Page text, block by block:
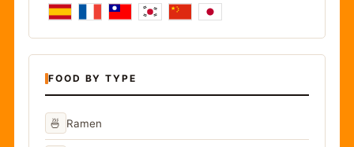
FOOD BY TYPE
🍜 Ramen